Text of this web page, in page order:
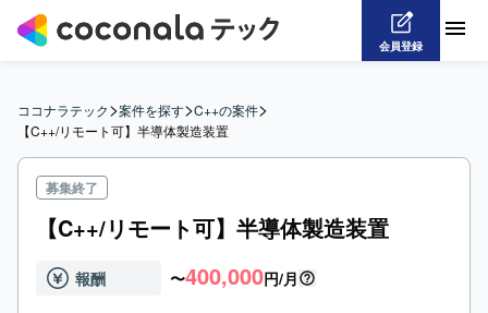
会員登録
ココナラテック>案件を探す>C++の案件>
【C++/リモート可】半導体製造装置
募集終了
【C++/リモート可】半導体製造装置
報酬 〜400,000円/月